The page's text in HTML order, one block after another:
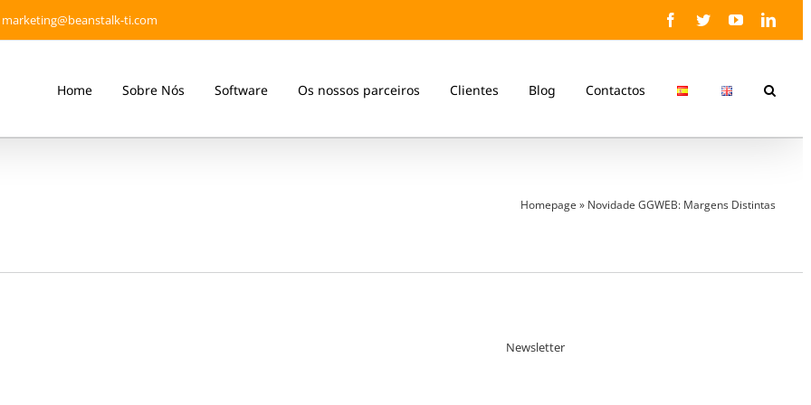
marketing@beanstalk-ti.com Facebook
TwitterYouTube
Home Sobre Nós Software Os nossos parceiros Clientes Blog Contactos
Homepage » Novidade GGWEB: Margens Distintas
Newsletter